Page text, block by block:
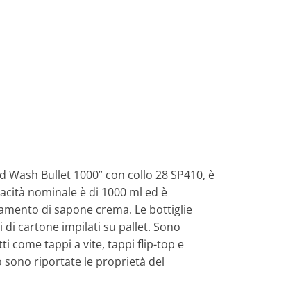
Wash Bullet 1000” con collo 28 SP410, è
nominale è di 1000 ml ed è
di sapone crema. Le bottiglie
di cartone impilati su pallet. Sono
come tappi a vite, tappi flip-top e
sono riportate le proprietà del